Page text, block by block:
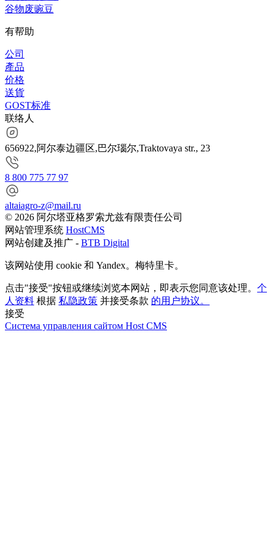
谷物废豌豆
有帮助
公司
產品
价格
送貨
GOST标准
联络人
656922,阿尔泰边疆区,巴尔瑙尔,Traktovaya str., 23
8 800 775 77 97
altaiagro-z@mail.ru
© 2026 阿尔塔亚格罗索尤兹有限责任公司
网站管理系统 HostCMS
网站创建及推广 - BTB Digital
该网站使用 cookie 和 Yandex。梅特里卡。
点击"接受"按钮或继续浏览本网站，即表示您同意该处理。 个
人资料 根据 私隐政策 并接受条款 的用户协议。
接受
Система управления сайтом Host CMS